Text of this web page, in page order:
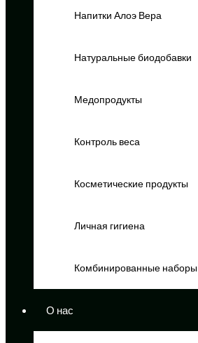
Напитки Алоэ Вера
Натуральные биодобавки
Медопродукты
Контроль веса
Косметические продукты
Личная гигиена
Комбинированные наборы
О нас